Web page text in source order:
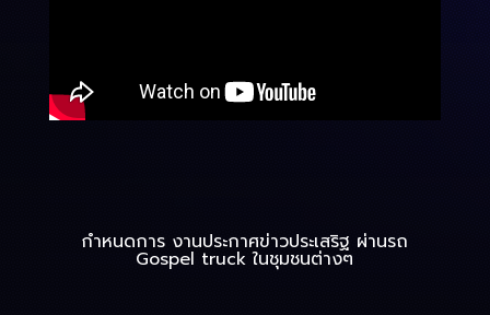
กำหนดการ งานประกาศข่าวประเสริฐ ผ่านรถ
Gospel truck ในชุมชนต่างๆ